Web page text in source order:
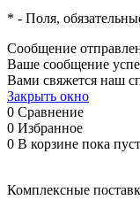
* - Поля,
Сообщение
Ваше сообщение
Вами свяжется наш
Закрыть окно
0 Сравнение
0 Избранное
0 В корзине пока
Комплексные